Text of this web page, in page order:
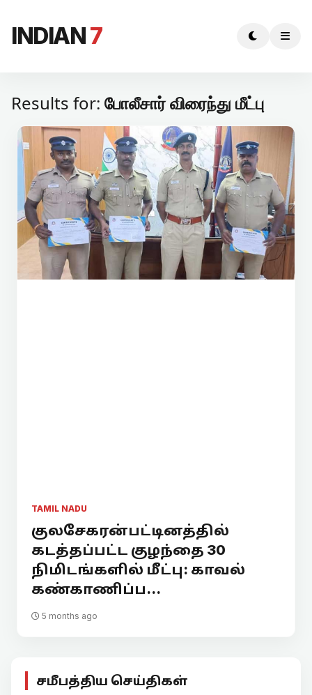
INDIAN7
Results for: போலீசார் விரைந்து மீட்பு
TAMIL NADU
குலசேகரன்பட்டினத்தில்
கடத்தப்பட்ட குழந்தை 30
நிமிடங்களில் மீட்பு: காவல்
கண்காணிப்ப...
5 months ago
சமீபத்திய செய்திகள்